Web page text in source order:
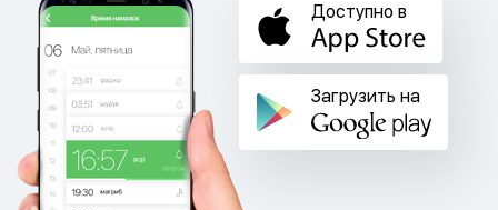
Доступно в
Загрузить на